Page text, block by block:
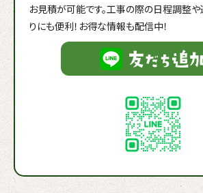
お見積が可能です。工事の際の日程調整
りにも便利！お得な情報も配信中！